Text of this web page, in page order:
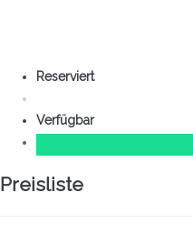
Reserviert
Verfügbar
Preisliste